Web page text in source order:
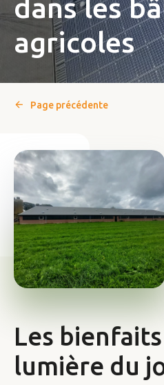
dans les
agricoles
Page précédente
Les
lumière du